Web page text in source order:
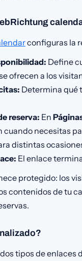
configuras la
Define
ofrecen a los
Determina qué
reserva: En
cuando necesitas
distintas
El enlace
protegido: los
contenidos de tu
tipos de enlaces